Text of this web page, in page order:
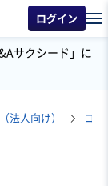
ログイン
サクシード」に
法人向け） コン